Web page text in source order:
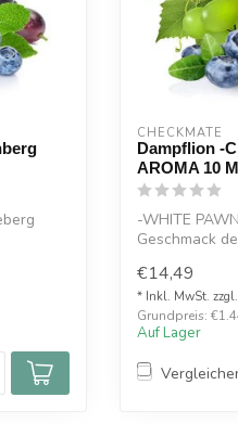
CHECKMATE
Dampflion -
AROMA 10
-WHITE
Geschmack
€14,49
* Inkl. MwSt. zzgl.
Grundpreis:
Auf Lager